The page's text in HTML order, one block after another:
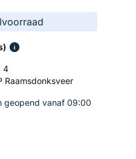
4
Raamsdonksveer
geopend vanaf 09:00